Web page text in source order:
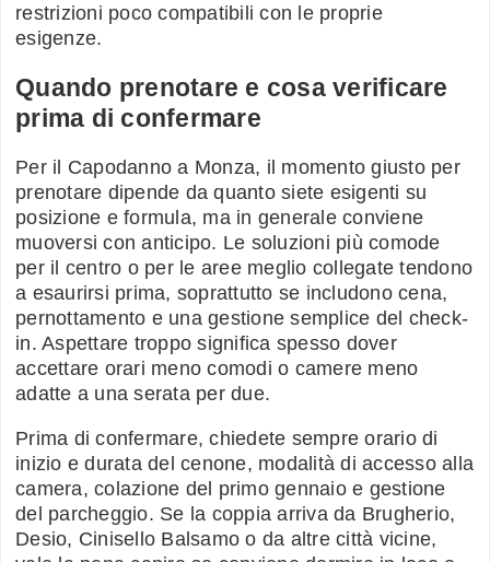
restrizioni poco compatibili con le proprie
esigenze.
Quando prenotare e cosa verificare
prima di confermare
Per il Capodanno a Monza, il momento giusto per
prenotare dipende da quanto siete esigenti su
posizione e formula, ma in generale conviene
muoversi con anticipo. Le soluzioni più comode
per il centro o per le aree meglio collegate tendono
a esaurirsi prima, soprattutto se includono cena,
pernottamento e una gestione semplice del check-
in. Aspettare troppo significa spesso dover
accettare orari meno comodi o camere meno
adatte a una serata per due.
Prima di confermare, chiedete sempre orario di
inizio e durata del cenone, modalità di accesso alla
camera, colazione del primo gennaio e gestione
del parcheggio. Se la coppia arriva da Brugherio,
Desio, Cinisello Balsamo o da altre città vicine,